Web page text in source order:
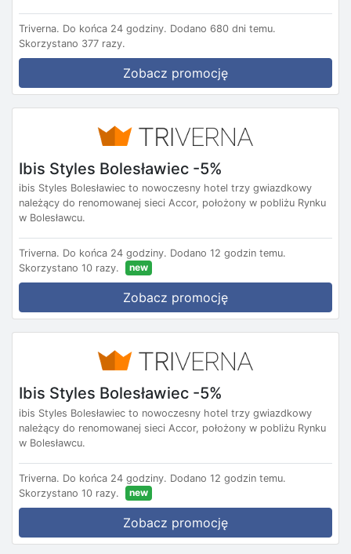
Triverna. Do końca 24 godziny. Dodano 680 dni temu.
Skorzystano 377 razy.
Zobacz promocję
Ibis Styles Bolesławiec -5%
ibis Styles Bolesławiec to nowoczesny hotel trzy gwiazdkowy
należący do renomowanej sieci Accor, położony w pobliżu Rynku
w Bolesławcu.
Triverna. Do końca 24 godziny. Dodano 12 godzin temu.
Skorzystano 10 razy.
new
Zobacz promocję
Ibis Styles Bolesławiec -5%
ibis Styles Bolesławiec to nowoczesny hotel trzy gwiazdkowy
należący do renomowanej sieci Accor, położony w pobliżu Rynku
w Bolesławcu.
Triverna. Do końca 24 godziny. Dodano 12 godzin temu.
Skorzystano 10 razy.
new
Zobacz promocję